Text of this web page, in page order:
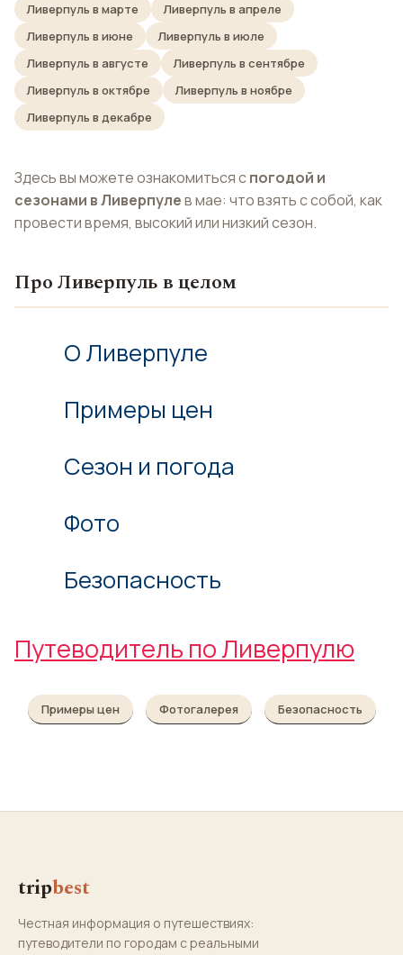
Ливерпуль в марте
Ливерпуль в апреле
Ливерпуль в июне
Ливерпуль в июле
Ливерпуль в августе
Ливерпуль в сентябре
Ливерпуль в октябре
Ливерпуль в ноябре
Ливерпуль в декабре
Здесь вы можете ознакомиться спогодой и
сезонами в Ливерпулев мае: что взять с собой, как
провести время, высокий или низкий сезон.
Про Ливерпуль в целом
О Ливерпуле
Примеры цен
Сезон и погода
Фото
Безопасность
Путеводитель по Ливерпулю
Примеры цен Фотогалерея Безопасность
tripbest
Честная информация о путешествиях:
путеводители по городам с реальными